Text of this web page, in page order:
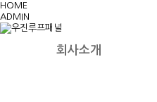
HOME
ADMIN
회사소개